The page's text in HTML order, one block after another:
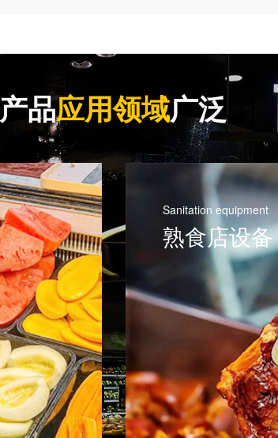
产品应用领域广泛
Sanitation equipment
熟食店设备